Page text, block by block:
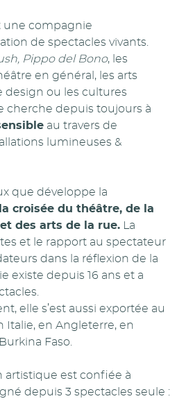
une compagnie
de spectacles vivants.
Pippo del Bono, les
en général, les arts
design ou les cultures
cherche depuis toujours à
au travers de
lumineuses &
que développe la
la croisée du théâtre, de la
des arts de la rue. La
et le rapport au spectateur
dans la réflexion de la
existe depuis 16 ans et a
elle s’est aussi exportée au
Italie, en Angleterre, en
Faso.
artistique est confiée à
depuis 3 spectacles seule :